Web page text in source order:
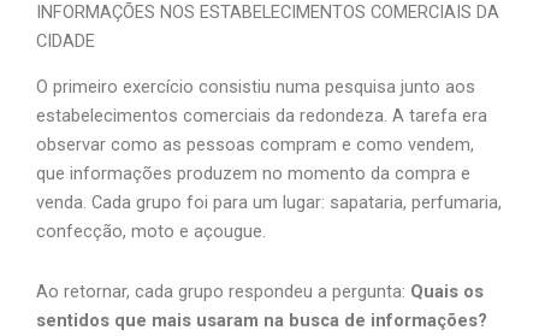
INFORMAÇÕES NOS ESTABELECIMENTOS COMERCIAIS DA
CIDADE
O primeiro exercício consistiu numa pesquisa junto aos
estabelecimentos comerciais da redondeza. A tarefa era
observar como as pessoas compram e como vendem,
que informações produzem no momento da compra e
venda. Cada grupo foi para um lugar: sapataria, perfumaria,
confecção, moto e açougue.
Ao retornar, cada grupo respondeu a pergunta: Quais os
sentidos que mais usaram na busca de informações?